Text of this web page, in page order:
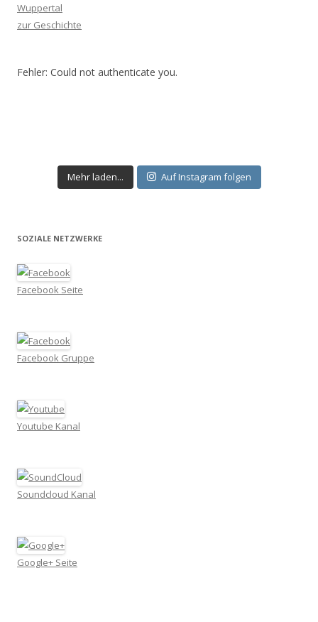
Wuppertal
zur Geschichte
Fehler: Could not authenticate you.
Mehr laden... Auf Instagram folgen
SOZIALE NETZWERKE
Facebook Seite
Facebook Gruppe
Youtube Kanal
Soundcloud Kanal
Google+ Seite